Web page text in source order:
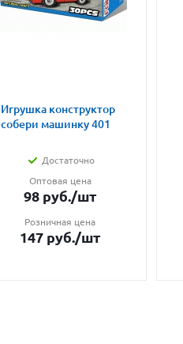
Игрушка конструктор
собери машинку 401
Достаточно
Оптовая цена
98 руб./шт
Розничная цена
147 руб./шт